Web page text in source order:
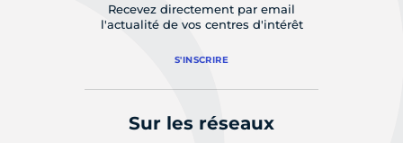
Recevez directement par email
l'actualité de vos centres d'intérêt
S'INSCRIRE
Sur les réseaux